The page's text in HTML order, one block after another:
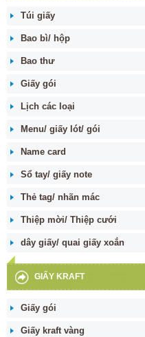
Túi giấy
Bao bì/ hộp
Bao thư
Giấy gói
Lịch các loại
Menu/ giấy lót/ gói
Name card
Sổ tay/ giấy note
Thẻ tag/ nhãn mác
Thiệp mời/ Thiệp cưới
dây giấy/ quai giấy xoắn
GIẤY KRAFT
Giấy gói
Giấy kraft vàng